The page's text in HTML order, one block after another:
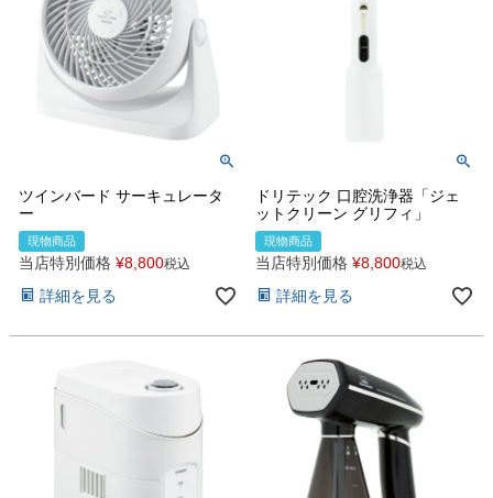
ツインバード サーキュレータ
ー
現物商品
当店特別価格 ¥8,800税込
詳細を見る
ドリテック 口腔洗浄器「ジェ
ットクリーン グリフィ」
現物商品
当店特別価格 ¥8,800税込
詳細を見る